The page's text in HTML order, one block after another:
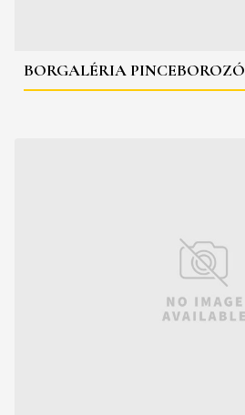
BORGALÉRIA PINCEBOROZÓ